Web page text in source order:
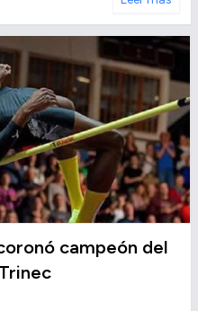
campeón del